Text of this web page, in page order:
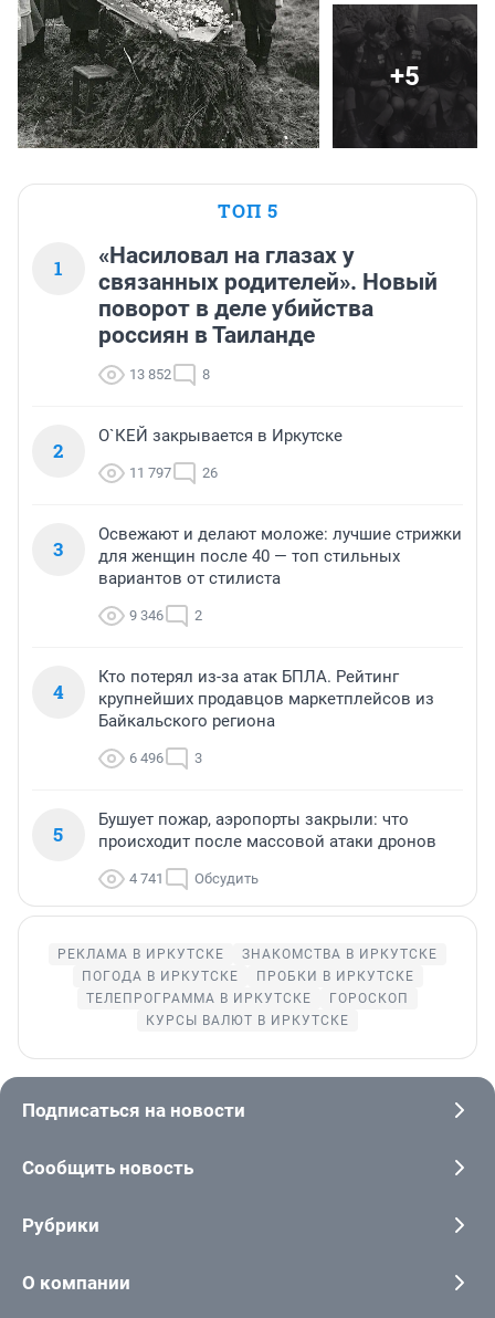
+5
ТОП 5
1
«Насиловал на глазах у
связанных родителей». Новый
поворот в деле убийства
россиян в Таиланде
13 852 8
2
О`КЕЙ закрывается в Иркутске
11 797 26
3
Освежают и делают моложе: лучшие стрижки
для женщин после 40 — топ стильных
вариантов от стилиста
9 346 2
4
Кто потерял из-за атак БПЛА. Рейтинг
крупнейших продавцов маркетплейсов из
Байкальского региона
6 496 3
5
Бушует пожар, аэропорты закрыли: что
происходит после массовой атаки дронов
4 741 Обсудить
РЕКЛАМА В ИРКУТСКЕ
ЗНАКОМСТВА В ИРКУТСКЕ
ПОГОДА В ИРКУТСКЕ
ПРОБКИ В ИРКУТСКЕ
ТЕЛЕПРОГРАММА В ИРКУТСКЕ
ГОРОСКОП
КУРСЫ ВАЛЮТ В ИРКУТСКЕ
Подписаться на новости
Сообщить новость
Рубрики
О компании